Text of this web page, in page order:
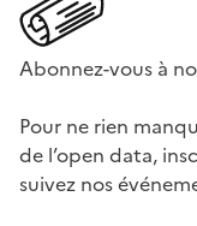
Abonnez-vous à
Pour ne rien
de l’open data,
suivez nos